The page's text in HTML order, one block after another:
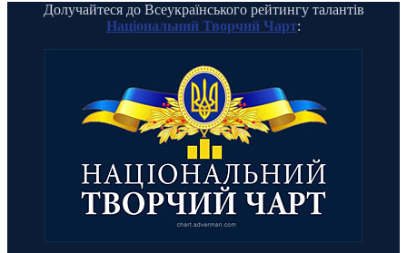
Долучайтеся до Всеукраїнського рейтингу талантів
Національний Творчий Чарт: